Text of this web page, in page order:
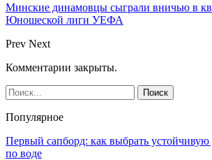
Минские динамовцы сыграли вничью в
Юношеской лиги УЕФА
Prev Next
Комментарии закрыты.
Популярное
Первый сапборд: как выбрать устойчивую
по воде